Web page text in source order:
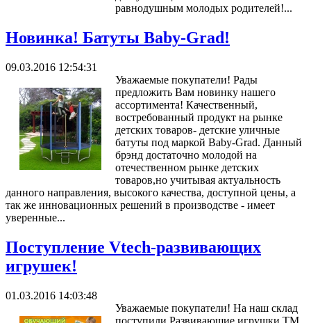
равнодушным молодых родителей!...
Новинка! Батуты Baby-Grad!
09.03.2016 12:54:31
Уважаемые покупатели! Рады
предложить Вам новинку нашего
ассортимента! Качественный,
востребованный продукт на рынке
детских товаров- детские уличные
батуты под маркой Baby-Grad. Данный
брэнд достаточно молодой на
отечественном рынке детских
товаров,но учитывая актуальность
данного направления, высокого качества, доступной цены, а
так же инновационных решений в производстве - имеет
уверенные...
Поступление Vtech-развивающих
игрушек!
01.03.2016 14:03:48
Уважаемые покупатели! На наш склад
поступили Развивающие игрушки ТМ